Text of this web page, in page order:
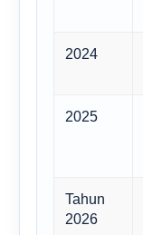
2024
2025
Tahun
2026